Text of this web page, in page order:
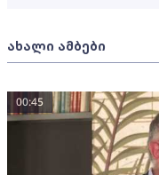
ახალი ამბები
00:45